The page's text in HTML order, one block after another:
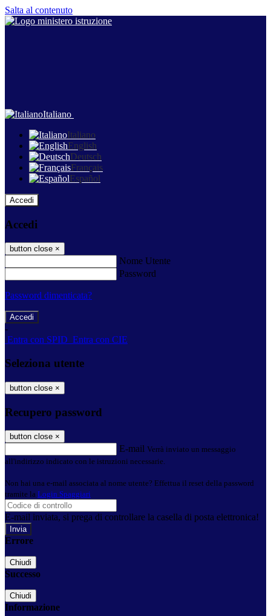
Salta al contenuto
Italiano
Italiano
English
Deutsch
Français
Español
Accedi
Accedi
button close ×
Nome Utente
Password
Password dimenticata?
-
Entra con SPID Entra con CIE
Seleziona utente
button close ×
Recupero password
button close ×
E-mail Verrà inviato un messaggio
all'indirizzo indicato con le istruzioni necessarie.
Non hai una e-mail associata al nome utente? Effettua il reset della password
tramite la Login Spaggiari
E-mail inviata, si prega di controllare la casella di posta elettronica!
Errore
Chiudi
Successo
Chiudi
Informazione